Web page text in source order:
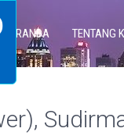
BERANDA TENTANG